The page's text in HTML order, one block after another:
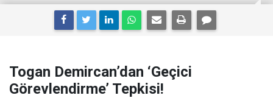
Togan Demircan’dan ‘Geçici
Görevlendirme’ Tepkisi!